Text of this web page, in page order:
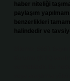
haber niteliği
paylaşım
benzerlikleri
halindedir ve